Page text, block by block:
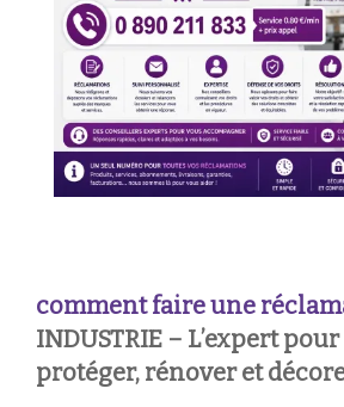
comment faire une
INDUSTRIE – L’expert
protéger, rénover et